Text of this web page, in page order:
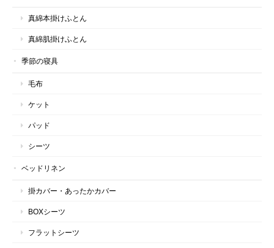
真綿本掛けふとん
真綿肌掛けふとん
季節の寝具
毛布
ケット
パッド
シーツ
ベッドリネン
掛カバー・あったかカバー
BOXシーツ
フラットシーツ